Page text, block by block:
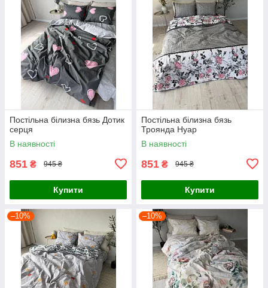
Постільна білизна бязь Дотик
серця
В наявності
851 ₴ 945 ₴
Купити
Постільна білизна бязь
Троянда Нуар
В наявності
851 ₴ 945 ₴
Купити
–10% –10%